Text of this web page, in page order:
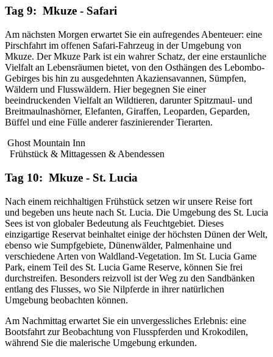
Tag 9: Mkuze - Safari
Am nächsten Morgen erwartet Sie ein aufregendes Abenteuer: eine
Pirschfahrt im offenen Safari-Fahrzeug in der Umgebung von
Mkuze. Der Mkuze Park ist ein wahrer Schatz, der eine erstaunliche
Vielfalt an Lebensräumen bietet, von den Osthängen des Lebombo-
Gebirges bis hin zu ausgedehnten Akaziensavannen, Sümpfen,
Wäldern und Flusswäldern. Hier begegnen Sie einer
beeindruckenden Vielfalt an Wildtieren, darunter Spitzmaul- und
Breitmaulnashörner, Elefanten, Giraffen, Leoparden, Geparden,
Büffel und eine Fülle anderer faszinierender Tierarten.
Ghost Mountain Inn
Frühstück & Mittagessen & Abendessen
Tag 10: Mkuze - St. Lucia
Nach einem reichhaltigen Frühstück setzen wir unsere Reise fort
und begeben uns heute nach St. Lucia. Die Umgebung des St. Lucia
Sees ist von globaler Bedeutung als Feuchtgebiet. Dieses
einzigartige Reservat beinhaltet einige der höchsten Dünen der Welt,
ebenso wie Sumpfgebiete, Dünenwälder, Palmenhaine und
verschiedene Arten von Waldland-Vegetation. Im St. Lucia Game
Park, einem Teil des St. Lucia Game Reserve, können Sie frei
durchstreifen. Besonders reizvoll ist der Weg zu den Sandbänken
entlang des Flusses, wo Sie Nilpferde in ihrer natürlichen
Umgebung beobachten können.
Am Nachmittag erwartet Sie ein unvergessliches Erlebnis: eine
Bootsfahrt zur Beobachtung von Flusspferden und Krokodilen,
während Sie die malerische Umgebung erkunden.